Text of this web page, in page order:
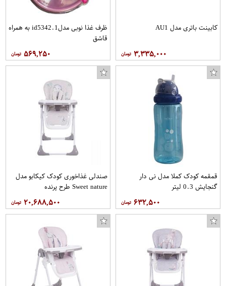
کابینت باتری مدل AU1
۳,۳۳۵,۰۰۰
ظرف غذا نوبی مدلid5342.1 به همراه
قاشق
۵۶۹,۲۵۰
قمقمه کودک کملا مدل نی دار
گنجایش 0.3 لیتر
۶۳۲,۵۰۰
صندلی غذاخوری کودک کیکابو مدل
Sweet nature طرح پرنده
۲۰,۶۸۸,۵۰۰